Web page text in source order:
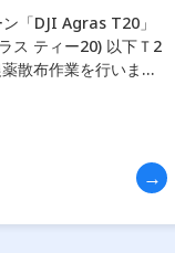
「DJI Agras T20」
ス ティー20) 以下Ｔ2
散布作業を行いまし